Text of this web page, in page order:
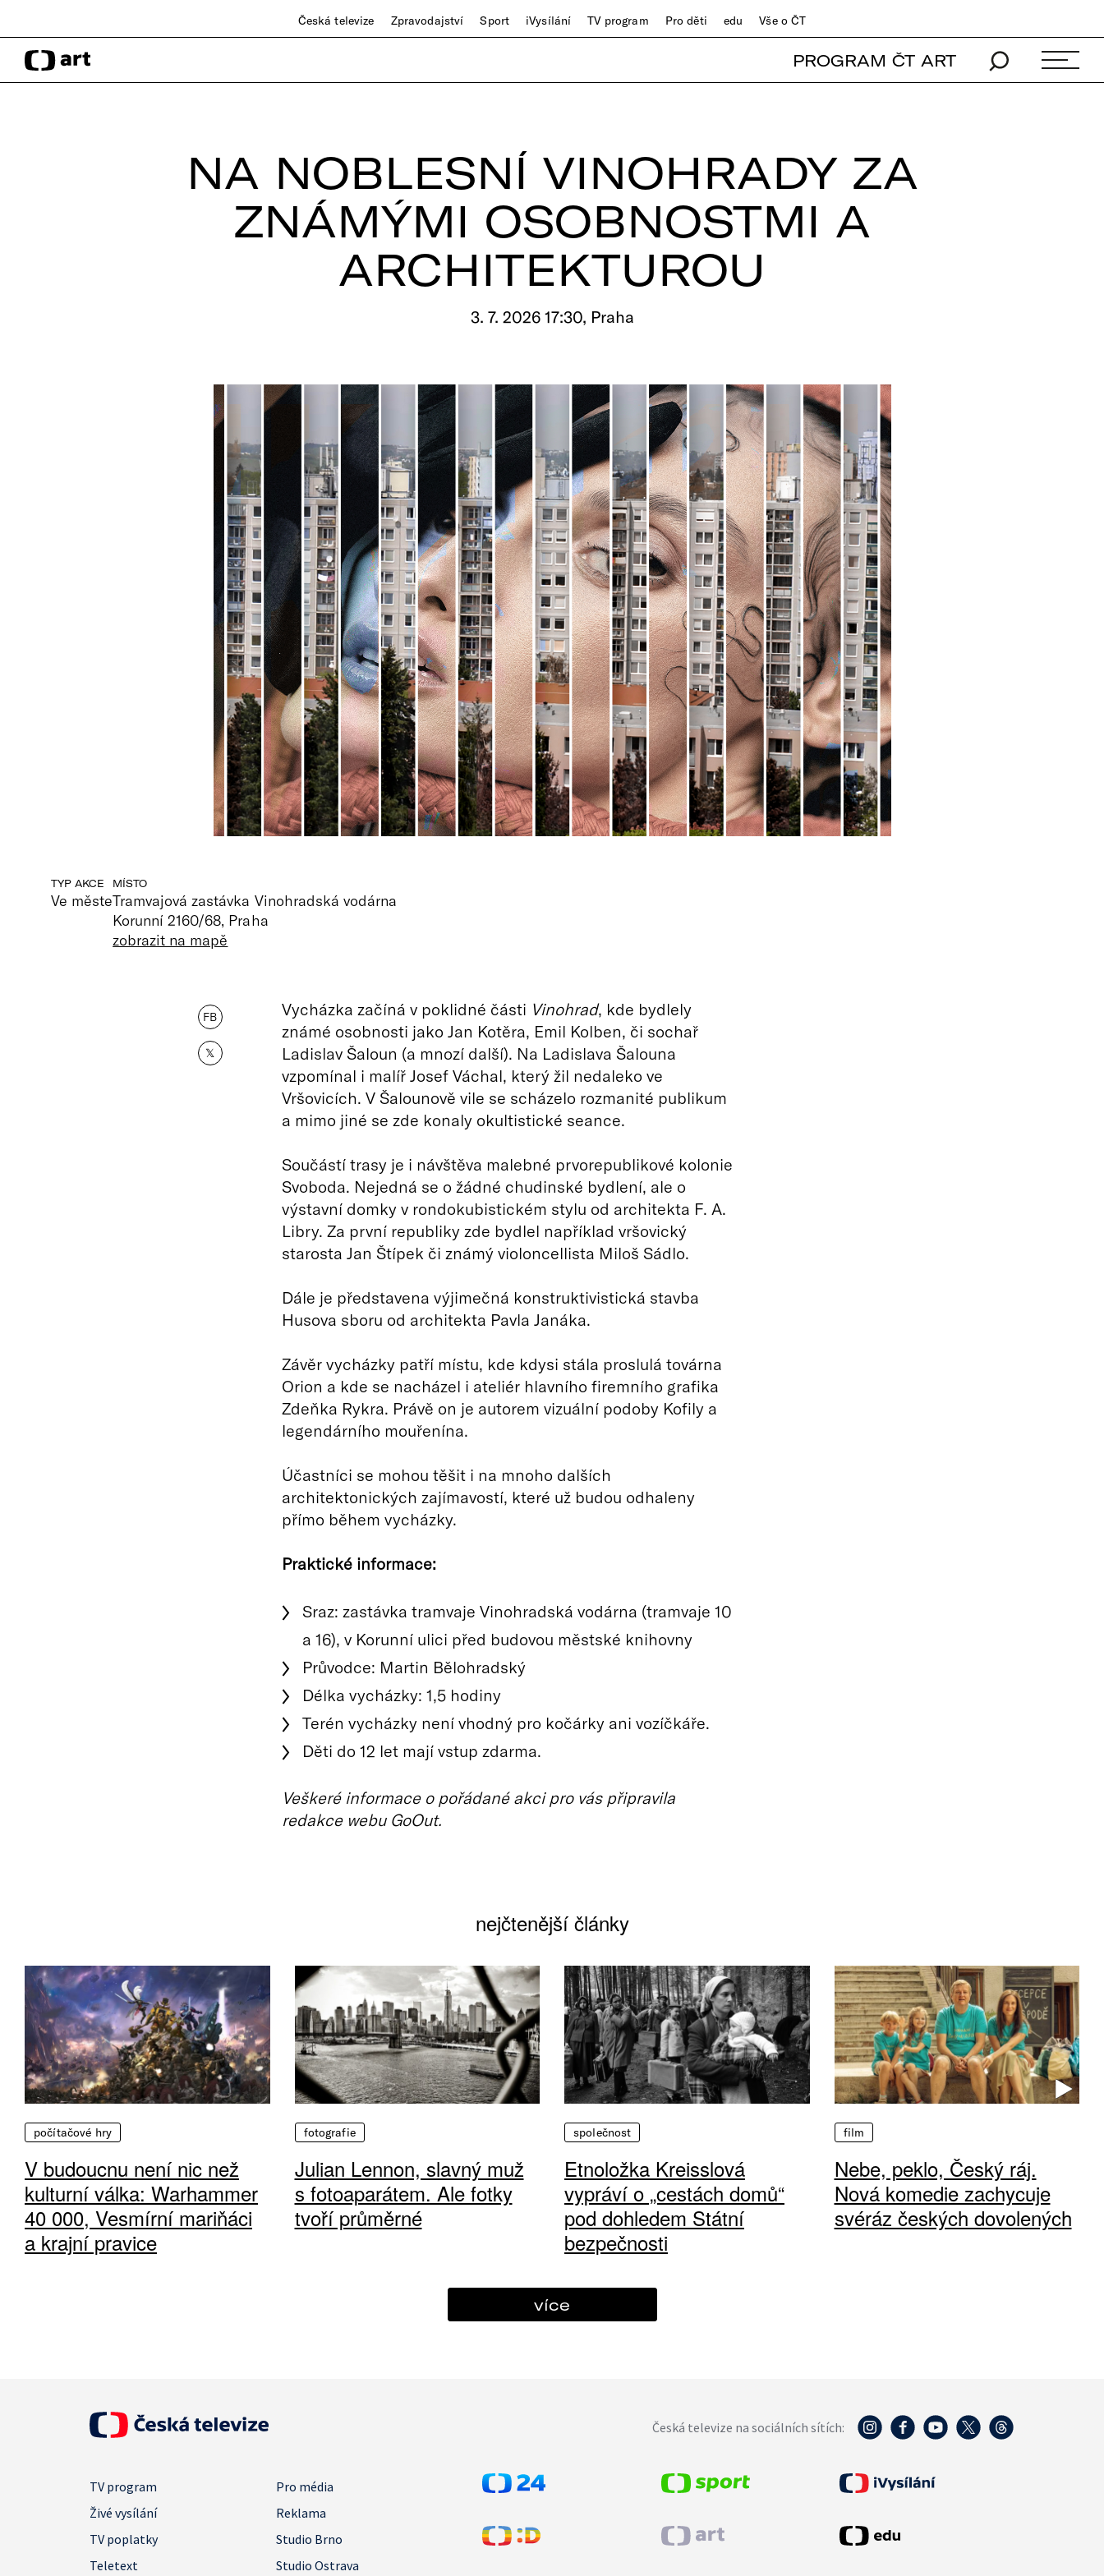
Česká televize Zpravodajství Sport iVysílání TV program Pro děti edu Vše o ČT
PROGRAM ČT ART
NA NOBLESNÍ VINOHRADY ZA
ZNÁMÝMI OSOBNOSTMI A
ARCHITEKTUROU
3. 7. 2026 17:30, Praha
TYP AKCE
Ve měste
MÍSTO
Tramvajová zastávka Vinohradská vodárna
Korunní 2160/68, Praha
zobrazit na mapě
FB
𝕏
Vycházka začíná v poklidné části Vinohrad, kde bydlely
známé osobnosti jako Jan Kotěra, Emil Kolben, či sochař
Ladislav Šaloun (a mnozí další). Na Ladislava Šalouna
vzpomínal i malíř Josef Váchal, který žil nedaleko ve
Vršovicích. V Šalounově vile se scházelo rozmanité publikum
a mimo jiné se zde konaly okultistické seance.
Součástí trasy je i návštěva malebné prvorepublikové kolonie
Svoboda. Nejedná se o žádné chudinské bydlení, ale o
výstavní domky v rondokubistickém stylu od architekta F. A.
Libry. Za první republiky zde bydlel například vršovický
starosta Jan Štípek či známý violoncellista Miloš Sádlo.
Dále je představena výjimečná konstruktivistická stavba
Husova sboru od architekta Pavla Janáka.
Závěr vycházky patří místu, kde kdysi stála proslulá továrna
Orion a kde se nacházel i ateliér hlavního firemního grafika
Zdeňka Rykra. Právě on je autorem vizuální podoby Kofily a
legendárního mouřenína.
Účastníci se mohou těšit i na mnoho dalších
architektonických zajímavostí, které už budou odhaleny
přímo během vycházky.
Praktické informace:
Sraz: zastávka tramvaje Vinohradská vodárna (tramvaje 10
a 16), v Korunní ulici před budovou městské knihovny
Průvodce: Martin Bělohradský
Délka vycházky: 1,5 hodiny
Terén vycházky není vhodný pro kočárky ani vozíčkáře.
Děti do 12 let mají vstup zdarma.
Veškeré informace o pořádané akci pro vás připravila
redakce webu GoOut.
nejčtenější články
počítačové hry
V budoucnu není nic než
kulturní válka: Warhammer
40 000, Vesmírní mariňáci
a krajní pravice
fotografie
Julian Lennon, slavný muž
s fotoaparátem. Ale fotky
tvoří průměrné
společnost
Etnoložka Kreisslová
vypráví o „cestách domů“
pod dohledem Státní
bezpečnosti
film
Nebe, peklo, Český ráj.
Nová komedie zachycuje
svéráz českých dovolených
více
Česká televize na sociálních sítích:
TV program
Pro média
Živé vysílání
Reklama
TV poplatky
Studio Brno
Teletext
Studio Ostrava